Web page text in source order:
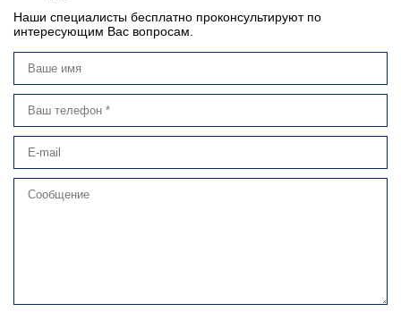
Наши специалисты бесплатно проконсультируют по
интересующим Вас вопросам.